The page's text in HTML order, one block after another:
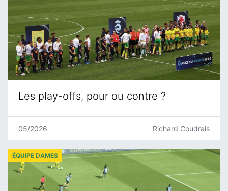
Les play-offs, pour ou contre ?
05/2026 Richard Coudrais
ÉQUIPE DAMES